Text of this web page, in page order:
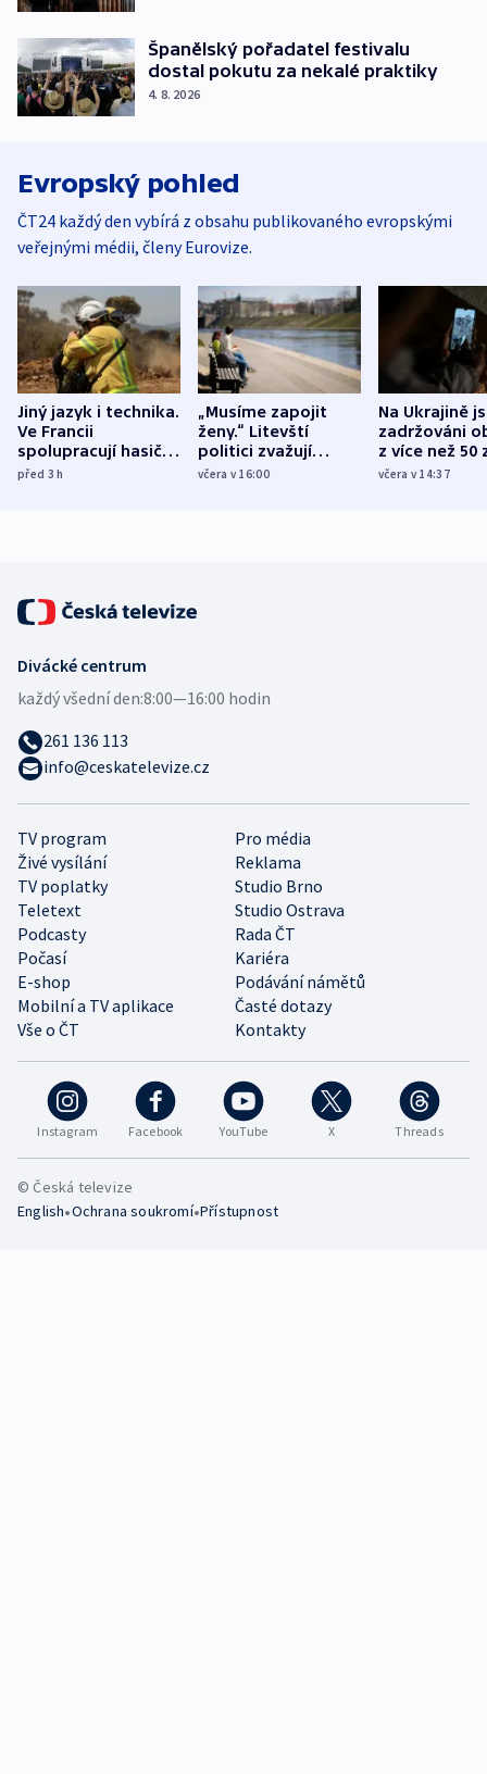
Španělský pořadatel festivalu
dostal pokutu za nekalé praktiky
4. 8. 2026
Evropský pohled
ČT24 každý den vybírá z obsahu publikovaného evropskými
veřejnými médii, členy Eurovize.
Jiný jazyk i technika.
Ve Francii
spolupracují hasiči z
různých zemí
před 3h
„Musíme zapojit
ženy.“ Litevští
politici zvažují
dohodu o
včera v 16:00
Na Ukrajině
zadržováni
z více než 50
Bojovali na
včera v 14:37
Instagram Facebook YouTube X Threads
TV program
Pro média
Živé vysílání
Reklama
TV poplatky
Studio Brno
Teletext
Studio Ostrava
Podcasty
Rada ČT
Počasí
Kariéra
E-shop
Podávání námětů
Mobilní a TV aplikace
Časté dotazy
Vše o ČT
Kontakty
Divácké centrum
každý všední den:8:00—16:00 hodin
261 136 113
info@ceskatelevize.cz
© Česká televize
English•Ochrana soukromí•Přístupnost